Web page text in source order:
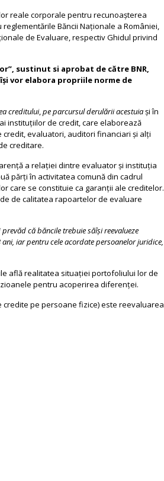
reale corporale pentru recunoaşterea
Băncii Naţionale a României,
de Evaluare, respectiv Ghidul privind
sustinut si aprobat de către BNR,
vor elabora propriile norme de
creditului,pe parcursul derulării acestuiaşi în
instituţiilor de credit, care elaborează
evaluatori, auditori financiari şi alţi
creditare.
a relaţiei dintre evaluator şi instituţia
părţi în activitatea comună din cadrul
care se constituie ca garanţii ale creditelor.
de calitatea rapoartelor de evaluare
că băncile trebuie săîşi reevalueze
iar pentru cele acordate persoanelor juridice,
află realitatea situaţiei portofoliului lor de
pentru acoperirea diferenţei.
pe persoane fizice) este reevaluarea